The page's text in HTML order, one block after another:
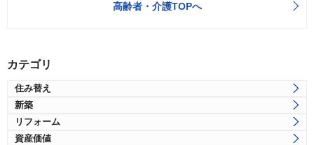
高齢者・介護TOPへ
カテゴリ
住み替え
新築
リフォーム
資産価値